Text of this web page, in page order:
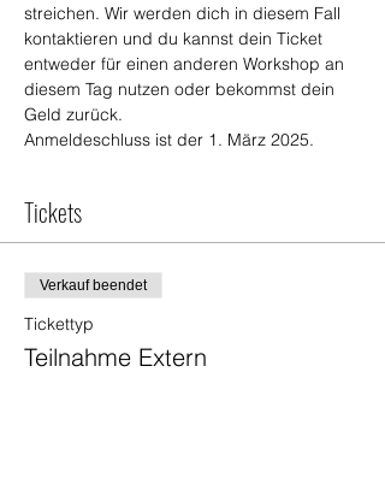
streichen. Wir werden dich in diesem Fall
kontaktieren und du kannst dein Ticket
entweder für einen anderen Workshop an
diesem Tag nutzen oder bekommst dein
Geld zurück.
Anmeldeschluss ist der 1. März 2025.
Tickets
Verkauf beendet
Tickettyp
Teilnahme Extern